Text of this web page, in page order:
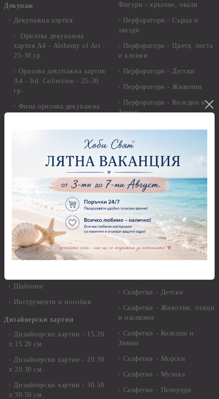
Декупаж
Декупажна хартия
Оризова декупажна
хартия А4 - Alchemy of Art -
25-30 гр.
Оризова декупажна хартия
А4 - Itd. Collection - 25-30
гр.
Фина оризова декупажна
Декупажна хартия - Други
Антични пасти
Грунд, Основи, Релефни
Варак, Шлак метал, Фолио,
Пантна
Лакове и защитни покрития
Лепила
Шаблони
Инструменти и пособия
Дизайнерски хартии
Дизайнерски хартии - 15.20
х 15.20 см.
Дизайнерски хартии - 20.30
х 20.30 см.
Дизайнерски хартии - 30.50
х 30.50 см.
Фигури - кръгове, овали
Перфоратори - Сърца и
звезди
Перфоратори - Цветя, листа
и клонки
Перфоратори - Детски
Перфоратори - Животни
Перфоратори - Коледни и
Зимни
Рисуване
Грунд и почистващи
разтвори
Платна за рисуване
Стативи и поставки
Четки и инструменти
Моливи, акварелни
комплекти
Свещи
Салфетки
Салфетки - Детски
Салфетки - Животни, птици
и насекоми
Салфетки - Коледни и
Зимни
Салфетки - Морски
Салфетки - Музика
Салфетки - Пеперуди